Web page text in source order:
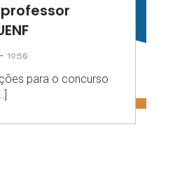
- 19:50
para o concurso